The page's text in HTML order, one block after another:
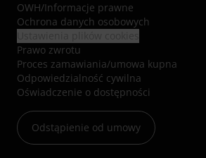
OWH/Informacje prawne
Ochrona danych osobowych
Prawo zwrotu
Proces zamawiania/umowa kupna
Odpowiedzialność cywilna
Oświadczenie o dostępności
Odstąpienie od umowy